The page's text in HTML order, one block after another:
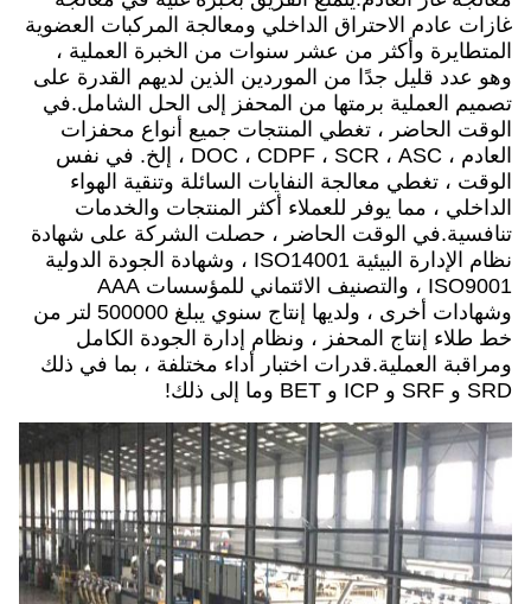
غازات عادم الاحتراق الداخلي ومعالجة المركبات العضوية
المتطايرة وأكثر من عشر سنوات من الخبرة العملية ،
وهو عدد قليل جدًا من الموردين الذين لديهم القدرة على
تصميم العملية برمتها من المحفز إلى الحل الشامل.في
الوقت الحاضر ، تغطي المنتجات جميع أنواع محفزات
العادم ، DOC ، CDPF ، SCR ، ASC ، إلخ. في نفس
الوقت ، تغطي معالجة النفايات السائلة وتنقية الهواء
الداخلي ، مما يوفر للعملاء أكثر المنتجات والخدمات
تنافسية.في الوقت الحاضر ، حصلت الشركة على شهادة
نظام الإدارة البيئية ISO14001 ، وشهادة الجودة الدولية
ISO9001 ، والتصنيف الائتماني للمؤسسات AAA
وشهادات أخرى ، ولديها إنتاج سنوي يبلغ 500000 لتر من
خط طلاء إنتاج المحفز ، ونظام إدارة الجودة الكامل
ومراقبة العملية.قدرات اختبار أداء مختلفة ، بما في ذلك
SRD و SRF و ICP و BET وما إلى ذلك!